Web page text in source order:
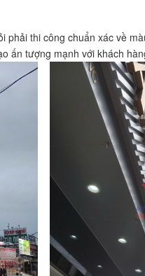
thi công chuẩn xác về
ấn tượng mạnh với khách